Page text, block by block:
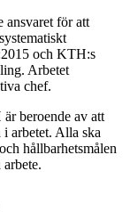
ansvaret för att
och KTH:s
Arbetet
chef.
beroende av att
i arbetet. Alla ska
hållbarhetsmålen